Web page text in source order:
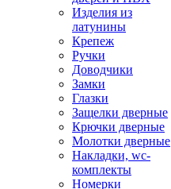
Изделия из
латунины
Крепеж
Ручки
Доводчики
Замки
Глазки
Защелки дверные
Крючки дверные
Молотки дверные
Накладки, wc-
комплекты
Номерки